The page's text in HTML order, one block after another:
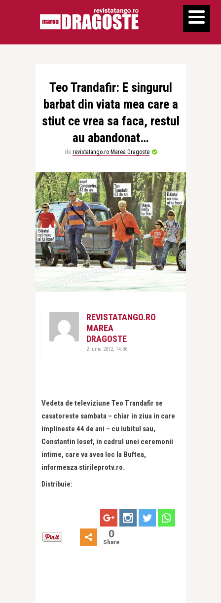
Teo Trandafir: E singurul
barbat din viata mea care a
stiut ce vrea sa faca, restul
au abandonat…
de revistatango.ro Marea Dragoste
REVISTATANGO.RO
MAREA
DRAGOSTE
2 iunie 2012, 14:36
Vedeta de televiziune Teo Trandafir se
casatoreste sambata – chiar in ziua in care
implineste 44 de ani – cu iubitul sau,
Constantin Iosef, in cadrul unei ceremonii
intime, care va avea loc la Buftea,
informeaza stirileprotv.ro.
Distribuie:
0
Share